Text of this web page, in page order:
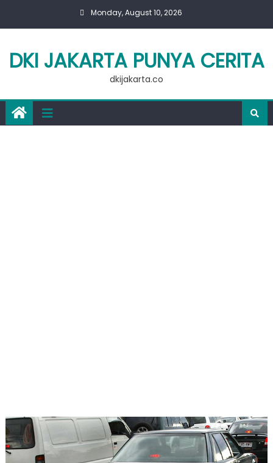
Monday, August 10, 2026
DKI JAKARTA PUNYA CERITA
dkijakarta.co